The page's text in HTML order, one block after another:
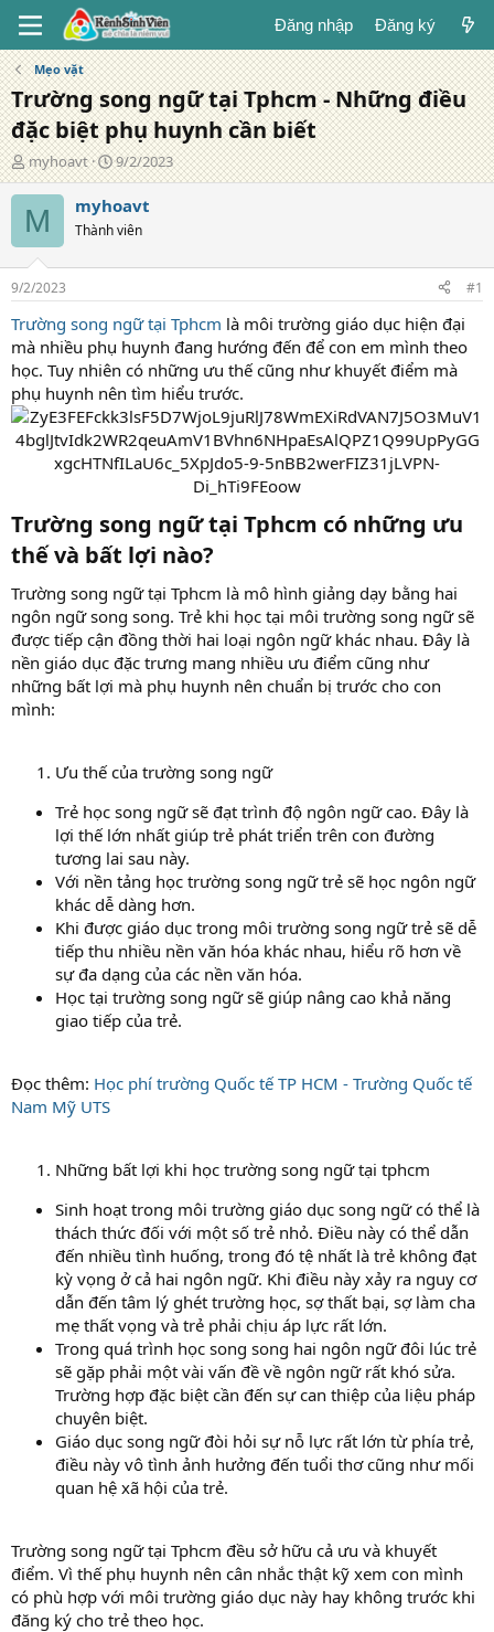
Đăng nhập Đăng ký
Mẹo vặt
Trường song ngữ tại Tphcm - Những điều
đặc biệt phụ huynh cần biết
T
á
c
g
ả
myhoavt
N
g
à
đ
g
9/2/2023
M myhoavt
Thành viên
9/2/2023 #1
Trường song ngữ tại Tphcm là môi trường giáo dục hiện đại
mà nhiều phụ huynh đang hướng đến để con em mình theo
học. Tuy nhiên có những ưu thế cũng như khuyết điểm mà
phụ huynh nên tìm hiểu trước.
Trường song ngữ tại Tphcm có những ưu
thế và bất lợi nào?​
Trường song ngữ tại Tphcm là mô hình giảng dạy bằng hai
ngôn ngữ song song. Trẻ khi học tại môi trường song ngữ sẽ
được tiếp cận đồng thời hai loại ngôn ngữ khác nhau. Đây là
nền giáo dục đặc trưng mang nhiều ưu điểm cũng như
những bất lợi mà phụ huynh nên chuẩn bị trước cho con
mình:
Ưu thế của trường song ngữ
Trẻ học song ngữ sẽ đạt trình độ ngôn ngữ cao. Đây là
lợi thế lớn nhất giúp trẻ phát triển trên con đường
tương lai sau này.
Với nền tảng học trường song ngữ trẻ sẽ học ngôn ngữ
khác dễ dàng hơn.
Khi được giáo dục trong môi trường song ngữ trẻ sẽ dễ
tiếp thu nhiều nền văn hóa khác nhau, hiểu rõ hơn về
sự đa dạng của các nền văn hóa.
Học tại trường song ngữ sẽ giúp nâng cao khả năng
giao tiếp của trẻ.
Đọc thêm: Học phí trường Quốc tế TP HCM - Trường Quốc tế
Nam Mỹ UTS
Những bất lợi khi học trường song ngữ tại tphcm
Sinh hoạt trong môi trường giáo dục song ngữ có thể là
thách thức đối với một số trẻ nhỏ. Điều này có thể dẫn
đến nhiều tình huống, trong đó tệ nhất là trẻ không đạt
kỳ vọng ở cả hai ngôn ngữ. Khi điều này xảy ra nguy cơ
dẫn đến tâm lý ghét trường học, sợ thất bại, sợ làm cha
mẹ thất vọng và trẻ phải chịu áp lực rất lớn.
Trong quá trình học song song hai ngôn ngữ đôi lúc trẻ
sẽ gặp phải một vài vấn đề về ngôn ngữ rất khó sửa.
Trường hợp đặc biệt cần đến sự can thiệp của liệu pháp
chuyên biệt.
Giáo dục song ngữ đòi hỏi sự nỗ lực rất lớn từ phía trẻ,
điều này vô tình ảnh hưởng đến tuổi thơ cũng như mối
quan hệ xã hội của trẻ.
Trường song ngữ tại Tphcm đều sở hữu cả ưu và khuyết
điểm. Vì thế phụ huynh nên cân nhắc thật kỹ xem con mình
có phù hợp với môi trường giáo dục này hay không trước khi
đăng ký cho trẻ theo học.